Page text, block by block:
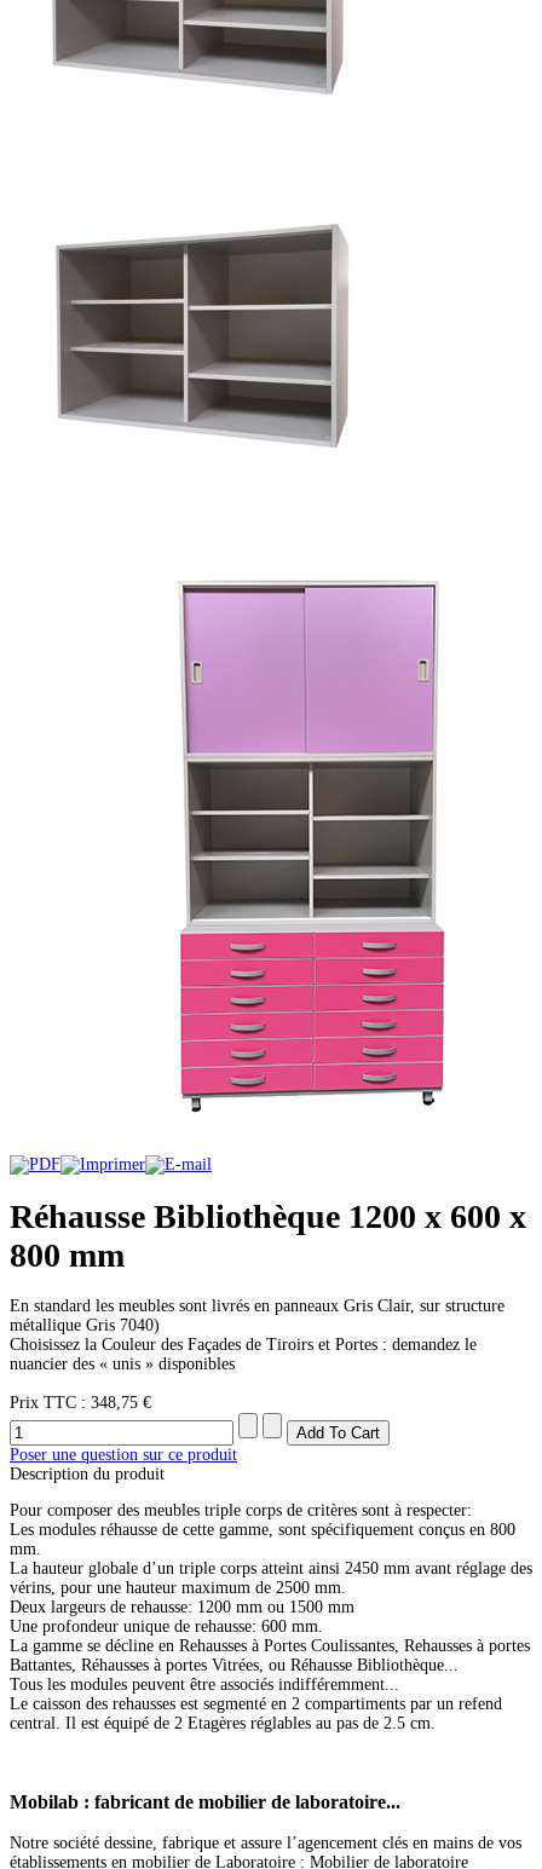
Réhausse Bibliothèque 1200 x 600 x
800 mm
En standard les meubles sont livrés en panneaux Gris Clair, sur structure
métallique Gris 7040)
Choisissez la Couleur des Façades de Tiroirs et Portes : demandez le
nuancier des « unis » disponibles
Prix ​​TTC : 348,75 €
Poser une question sur ce produit
Description du produit
Pour composer des meubles triple corps de critères sont à respecter:
Les modules réhausse de cette gamme, sont spécifiquement conçus en 800
mm.
La hauteur globale d’un triple corps atteint ainsi 2450 mm avant réglage des
vérins, pour une hauteur maximum de 2500 mm.
Deux largeurs de rehausse: 1200 mm ou 1500 mm
Une profondeur unique de rehausse: 600 mm.
La gamme se décline en Rehausses à Portes Coulissantes, Rehausses à portes
Battantes, Réhausses à portes Vitrées, ou Réhausse Bibliothèque...
Tous les modules peuvent être associés indifféremment...
Le caisson des rehausses est segmenté en 2 compartiments par un refend
central. Il est équipé de 2 Etagères réglables au pas de 2.5 cm.
Mobilab : fabricant de mobilier de laboratoire...
Notre société dessine, fabrique et assure l’agencement clés en mains de vos
établissements en mobilier de Laboratoire : Mobilier de laboratoire